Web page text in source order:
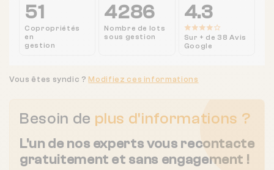
51
Copropriétés
en
gestion
4286
Nombre de lots
sous gestion
4.3
Sur + de 38 Avis
Google
Besoin de plus d'informations ?
L'un de nos experts vous recontacte
gratuitement et sans engagement !
Vous êtes syndic ? Modifiez ces informations